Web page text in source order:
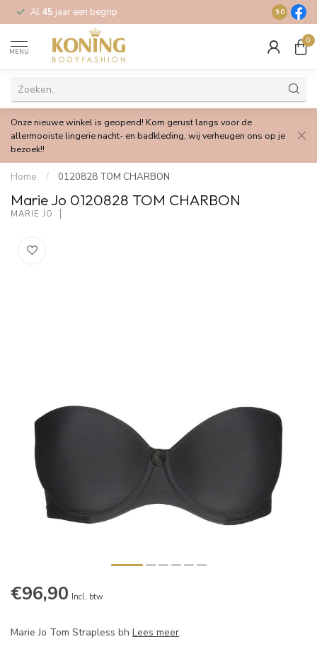
Al 45 jaar een begrip Gratis
9.0
MENU
0
Onze nieuwe winkel is geopend! Kom gerust langs voor de
allermooiste lingerie nacht- en badkleding, wij verheugen ons op je
bezoek!!
Home / 0120828 TOM CHARBON
Marie Jo 0120828 TOM CHARBON
MARIE JO
€96,90 Incl. btw
Marie Jo Tom Strapless bh Lees meer.